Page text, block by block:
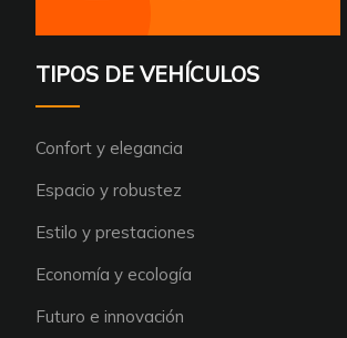
TIPOS DE VEHÍCULOS
Confort y elegancia
Espacio y robustez
Estilo y prestaciones
Economía y ecología
Futuro e innovación